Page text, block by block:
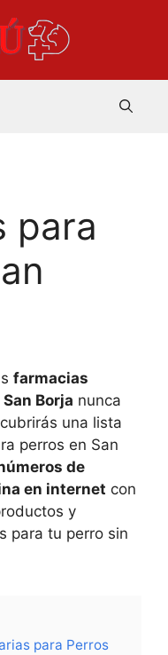
para
farmacias
Borja nunca
una lista
perros en San
de
en internet con
y
para tu perro sin
para Perros